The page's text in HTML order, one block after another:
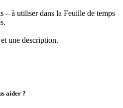
– à utiliser dans la Feuille de temps
une description.
aider ?